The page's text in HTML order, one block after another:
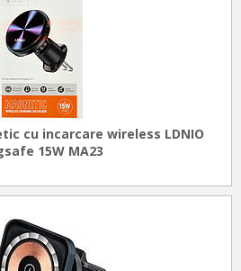
cu incarcare wireless LDNIO
15W MA23